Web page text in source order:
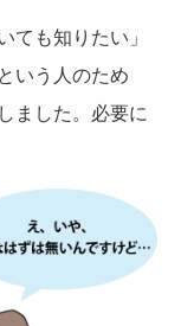
も知りたい」
いう人のため
ました。必要に